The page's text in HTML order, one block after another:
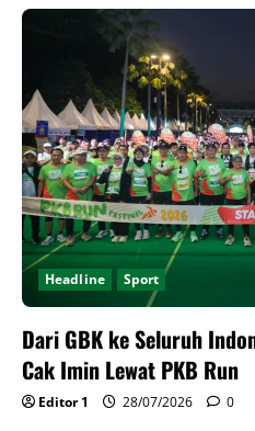
Headline Sport
Dari GBK ke Seluruh
Cak Imin Lewat PKB Run
Editor 1 28/07/2026
0